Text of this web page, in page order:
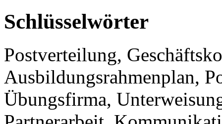
Schlüsselwörter
Postverteilung,
Ausbildungsrahmenplan,
Übungsfirma,